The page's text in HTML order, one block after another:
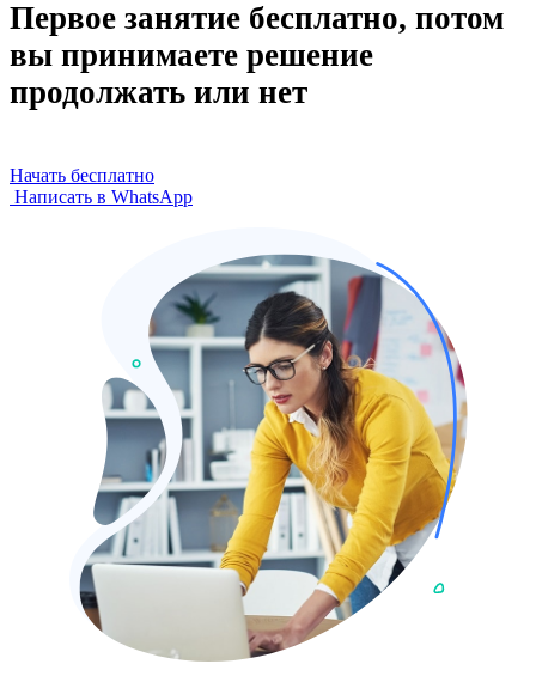
Первое занятие бесплатно, потом
вы принимаете решение
продолжать или нет
Начать бесплатно
Написать в WhatsApp